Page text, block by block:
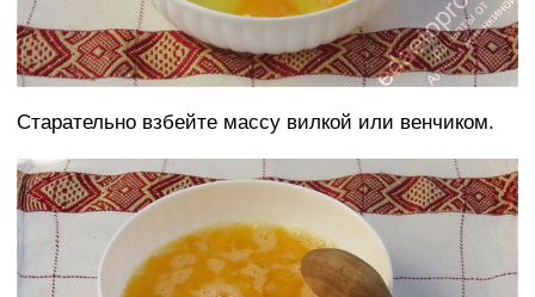
Старательно взбейте массу вилкой или венчиком.